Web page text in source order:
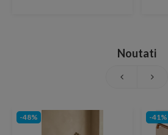
Noutati
-48% -41%